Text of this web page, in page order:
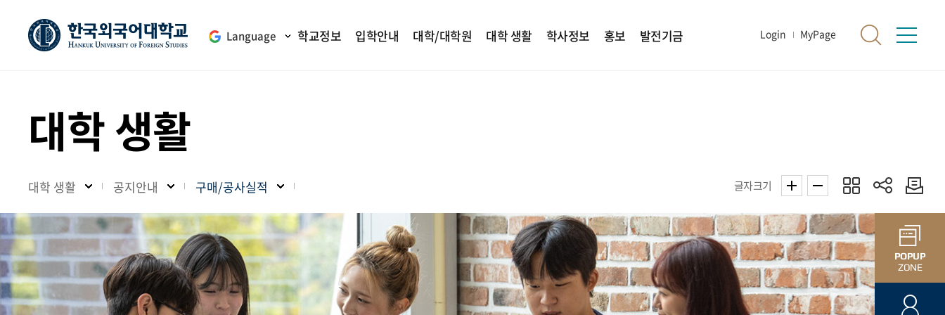
Language 학교정보 입학안내 대학/대학원 대학 생활 학사정보 홍보 발전기금 Login MyPage
POPUP
ZONE
대학 생활
대학 생활 공지안내 구매/공사실적 글자크기